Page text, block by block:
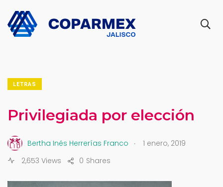
LETRAS
Privilegiada por elección
Bertha Inés Herrerías Franco .
1 enero, 2019
2,653 Views
Shares
0